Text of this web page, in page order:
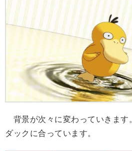
背景が次々に変わっていきます
ダックに合っています。